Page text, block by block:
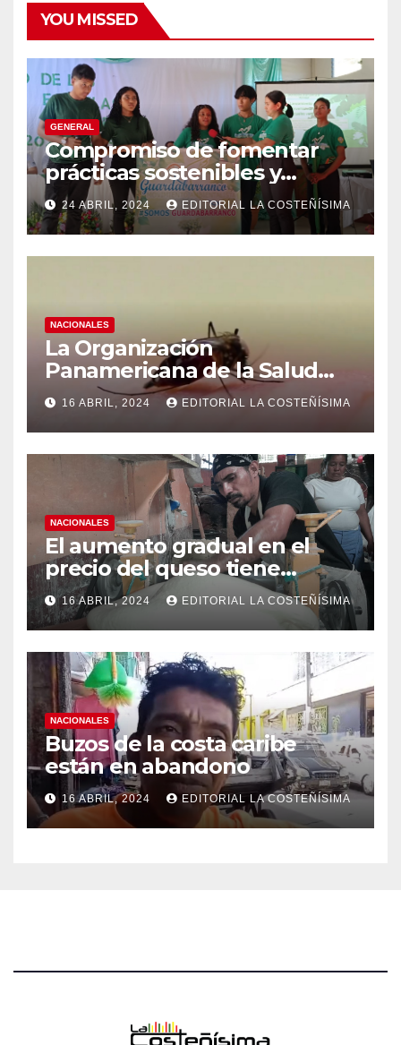
YOU MISSED
GENERAL
Compromiso de fomentar
prácticas sostenibles y
conciencia ecológica en las
instituciones educativas
24 ABRIL, 2024 EDITORIAL LA COSTEÑÍSIMA
NACIONALES
La Organización
Panamericana de la Salud
(OPS), recomienda reforzar
medidas ante el aumento de
casos de dengue
16 ABRIL, 2024 EDITORIAL LA COSTEÑÍSIMA
NACIONALES
El aumento gradual en el
precio del queso tiene
efectos a las Panaderias
16 ABRIL, 2024 EDITORIAL LA COSTEÑÍSIMA
NACIONALES
Buzos de la costa caribe
están en abandono
16 ABRIL, 2024 EDITORIAL LA COSTEÑÍSIMA